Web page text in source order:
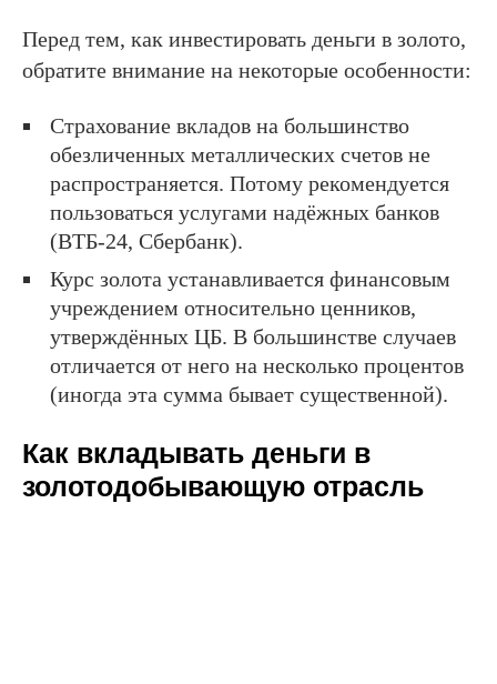
Перед тем, как инвестировать деньги в золото,
обратите внимание на некоторые особенности:
Страхование вкладов на большинство
обезличенных металлических счетов не
распространяется. Потому рекомендуется
пользоваться услугами надёжных банков
(ВТБ-24, Сбербанк).
Курс золота устанавливается финансовым
учреждением относительно ценников,
утверждённых ЦБ. В большинстве случаев
отличается от него на несколько процентов
(иногда эта сумма бывает существенной).
Как вкладывать деньги в
золотодобывающую отрасль